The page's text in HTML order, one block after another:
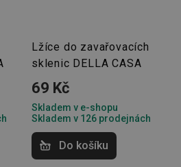
Lžíce do zavařovacích
sklenic DELLA CASA
69 Kč
Skladem v e-shopu
Skladem v 126 prodejnách
Do košíku
(funkční) cookies
Funkční soubory